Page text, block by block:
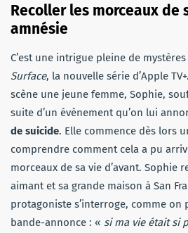
Recoller les morceaux de
amnésie
C’est une intrigue pleine de
Surface, la nouvelle série d’Apple
scène une jeune femme, Sophie,
suite d’un évènement qu’on lui
de suicide. Elle commence dès lors
comprendre comment cela a pu
morceaux de sa vie d’avant. Sophie
aimant et sa grande maison à San
protagoniste s’interroge, comme on
bande-annonce : « si ma vie était si